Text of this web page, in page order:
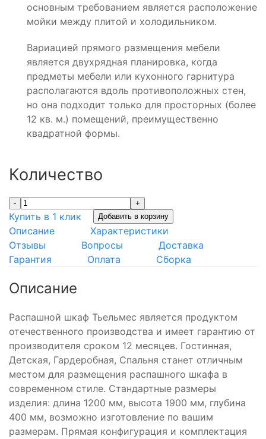
основным требованием является расположение
мойки между плитой и холодильником.
Вариацией прямого размещения мебели
является двухрядная планировка, когда
предметы мебели или кухонного гарнитура
располагаются вдоль противоположных стен,
но она подходит только для просторных (более
12 кв. м.) помещений, преимущественно
квадратной формы.
Количество
- +
Купить в 1 клик Добавить в корзину
Описание
Характеристики
Отзывы
Вопросы
Доставка
Гарантия
Оплата Сборка
Описание
Распашной шкаф Тьельмес является продуктом
отечественного производства и имеет гарантию от
производителя сроком 12 месяцев. Гостинная,
Детская, Гардеробная, Спальня станет отличным
местом для размещения распашного шкафа в
современном стиле. Стандартные размеры
изделия: длина 1200 мм, высота 1900 мм, глубина
400 мм, возможно изготовление по вашим
размерам. Прямая конфигурация и комплектация